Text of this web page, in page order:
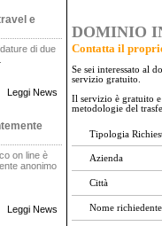
e
di due
Leggi News
on line è
anonimo
Leggi News
DOMINIO
Contatta il
Se sei interessato al
servizio gratuito.
Il servizio è gratuito
metodologie del
Tipologia
Azienda
Città
Nome richiedente